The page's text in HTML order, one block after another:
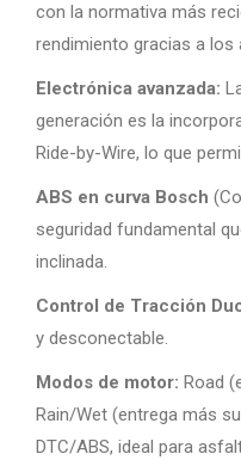
con la normativa más
rendimiento gracias a los
Electrónica avanzada:
generación es la
Ride-by-Wire, lo que
ABS en curva Bosch
seguridad fundamental
inclinada.
Control de Tracción
y desconectable.
Modos de motor: Road
Rain/Wet (entrega más
DTC/ABS, ideal para